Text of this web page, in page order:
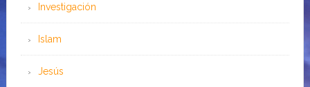
Investigación
Islam
Jesús